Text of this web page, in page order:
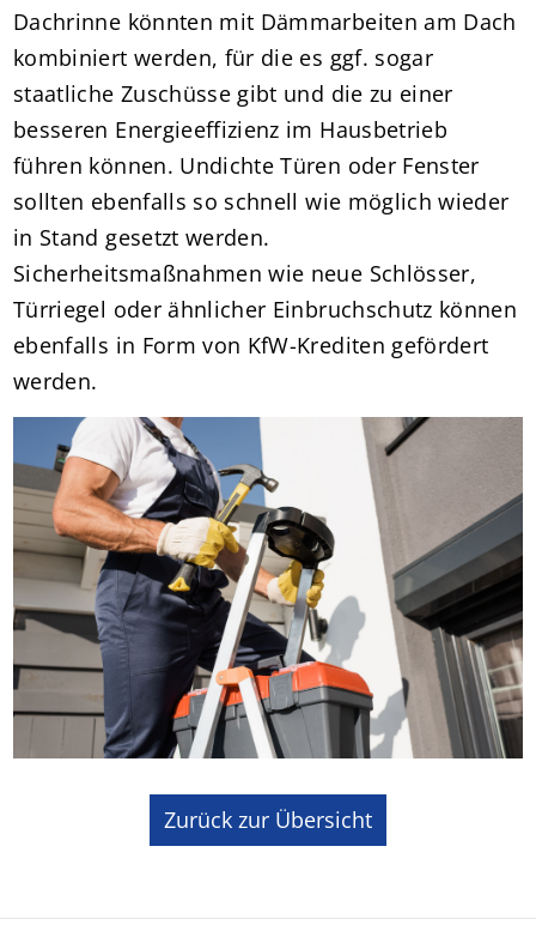
Dachrinne könnten mit Dämmarbeiten am Dach
kombiniert werden, für die es ggf. sogar
staatliche Zuschüsse gibt und die zu einer
besseren Energieeffizienz im Hausbetrieb
führen können. Undichte Türen oder Fenster
sollten ebenfalls so schnell wie möglich wieder
in Stand gesetzt werden.
Sicherheitsmaßnahmen wie neue Schlösser,
Türriegel oder ähnlicher Einbruchschutz können
ebenfalls in Form von KfW-Krediten gefördert
werden.
Zurück zur Übersicht